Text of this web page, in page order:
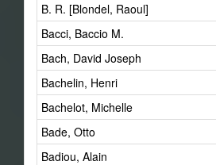
B. R. [Blondel, Raoul]
Bacci, Baccio M.
Bach, David Joseph
Bachelin, Henri
Bachelot, Michelle
Bade, Otto
Badiou, Alain